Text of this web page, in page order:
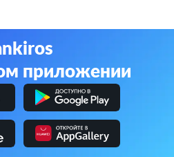
в мобильном приложении